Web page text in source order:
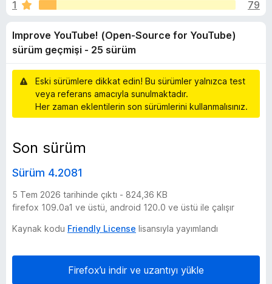
e
t
i
l
e
r
i
e
Y
o
u
T
u
b
e
!
n
,
3
u
a
n
1
79
Improve YouTube! (Open-Source for YouTube)
sürüm geçmişi - 25 sürüm
Eski sürümlere dikkat edin! Bu sürümler yalnızca test
veya referans amacıyla sunulmaktadır.
Her zaman eklentilerin son sürümlerini kullanmalısınız.
Son sürüm
Sürüm 4.2081
5 Tem 2026 tarihinde çıktı - 824,36 KB
firefox 109.0a1 ve üstü, android 120.0 ve üstü ile çalışır
Kaynak kodu Friendly License lisansıyla yayımlandı
Firefox’u indir ve uzantıyı yükle